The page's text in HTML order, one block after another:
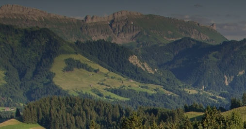
Unterstützen Hilfe & Support
Projekte und Organisationen finden
DE FR IT